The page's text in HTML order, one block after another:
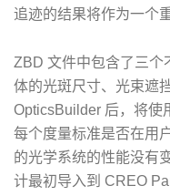
追迹的结果将作为一个
ZBD 文件中包含了三个
体的光斑尺寸、光束遮
OpticsBuilder 后，将使
每个度量标准是否在用
的光学系统的性能没有
计最初导入到 CREO